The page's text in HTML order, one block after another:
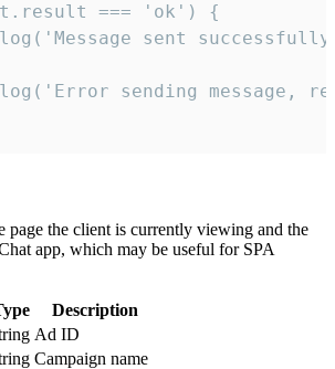
=== 'ok') {
sent
sending message,
page the client is currently viewing and the
app, which may be useful for SPA
Description
Ad ID
Campaign name